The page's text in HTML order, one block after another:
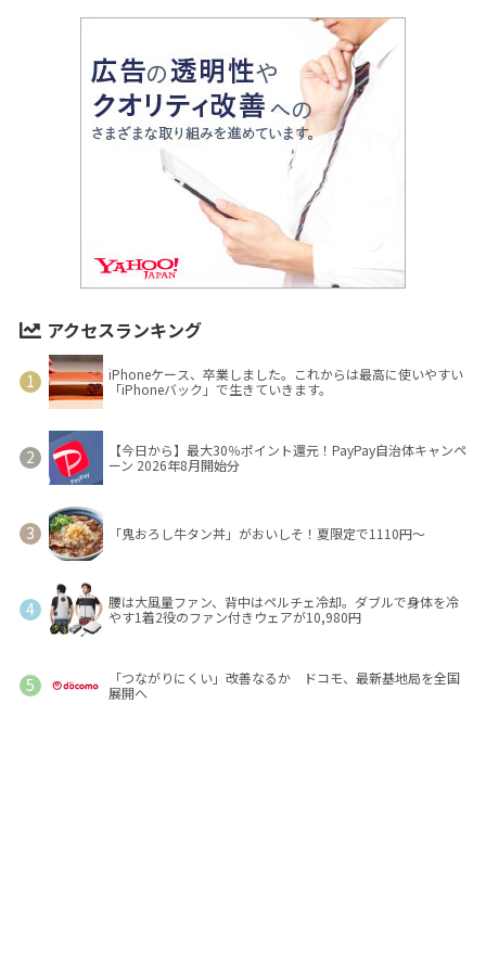
アクセスランキング
iPhoneケース、卒業しました。これからは最高に使いやすい
「iPhoneバック」で生きていきます。
【今日から】最大30％ポイント還元！PayPay自治体キャンペ
ーン 2026年8月開始分
「鬼おろし牛タン丼」がおいしそ！夏限定で1110円～
腰は大風量ファン、背中はペルチェ冷却。ダブルで身体を冷
やす1着2役のファン付きウェアが10,980円
「つながりにくい」改善なるか ドコモ、最新基地局を全国
展開へ